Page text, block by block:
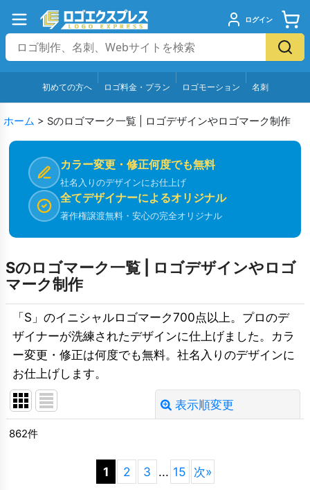
ログイン
初めての方へ ロゴ料金・プラン ロゴモーション 名刺
ホーム > Sのロゴマーク一覧 | ロゴデザインやロゴマーク制作
カラー変更・修正何度でも無料
社名入りのデザインにお仕上げ
全てデザイナーによるオリジナル
著作権譲渡無料・安心の完全オリジナル
Sのロゴマーク一覧 | ロゴデザインやロゴ
マーク制作
「S」のイニシャルロゴマーク700点以上。プロのデ
ザイナーが洗練されたデザインに仕上げました。カラ
ー変更・修正は何度でも無料。社名入りのデザインに
お仕上げします。
表示順変更
絞り込む
862件
1 2 3 ... 15 次»